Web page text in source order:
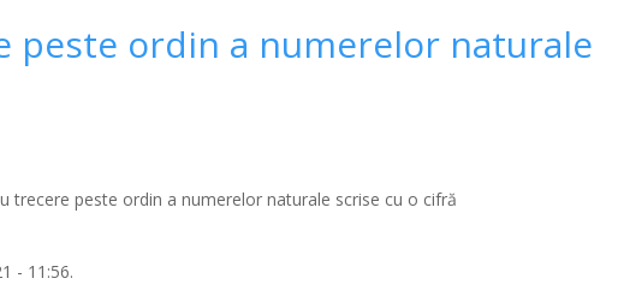
peste ordin a numerelor naturale
trecere peste ordin a numerelor naturale scrise cu o cifră
- 11:56.